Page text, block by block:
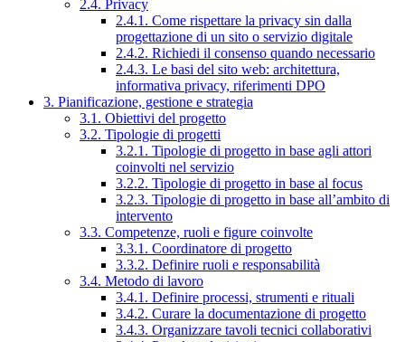
2.4. Privacy
2.4.1. Come rispettare la privacy sin dalla
progettazione di un sito o servizio digitale
2.4.2. Richiedi il consenso quando necessario
2.4.3. Le basi del sito web: architettura,
informativa privacy, riferimenti DPO
3. Pianificazione, gestione e strategia
3.1. Obiettivi del progetto
3.2. Tipologie di progetti
3.2.1. Tipologie di progetto in base agli attori
coinvolti nel servizio
3.2.2. Tipologie di progetto in base al focus
3.2.3. Tipologie di progetto in base all’ambito di
intervento
3.3. Competenze, ruoli e figure coinvolte
3.3.1. Coordinatore di progetto
3.3.2. Definire ruoli e responsabilità
3.4. Metodo di lavoro
3.4.1. Definire processi, strumenti e rituali
3.4.2. Curare la documentazione di progetto
3.4.3. Organizzare tavoli tecnici collaborativi